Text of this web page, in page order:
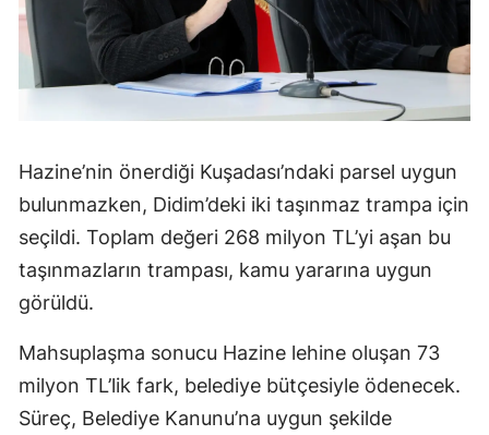
Hazine’nin önerdiği Kuşadası’ndaki parsel uygun
bulunmazken, Didim’deki iki taşınmaz trampa için
seçildi. Toplam değeri 268 milyon TL’yi aşan bu
taşınmazların trampası, kamu yararına uygun
görüldü.
Mahsuplaşma sonucu Hazine lehine oluşan 73
milyon TL’lik fark, belediye bütçesiyle ödenecek.
Süreç, Belediye Kanunu’na uygun şekilde